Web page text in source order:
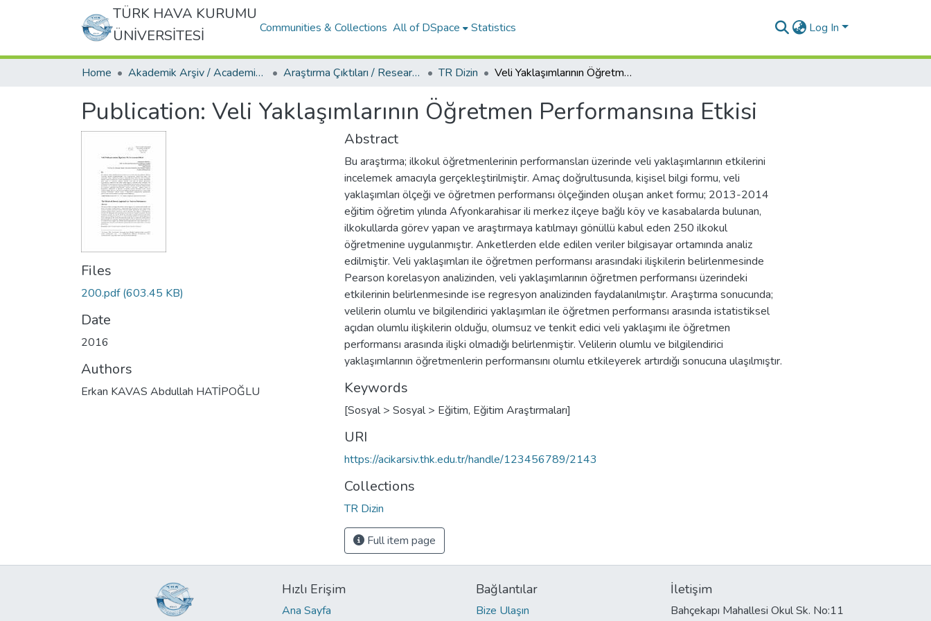
TÜRK HAVA KURUMU
ÜNİVERSİTESİ
Communities & Collections All of DSpace Statistics Log In
Home Akademik Arşiv / Academic Archive Araştırma Çıktıları / Research Outcomes TR Dizin Veli Yaklaşımlarının Öğretmen Performansına Etkisi
Publication: Veli Yaklaşımlarının Öğretmen Performansına Etkisi
Files
200.pdf(603.45 KB)
Date
2016
Authors
Erkan KAVAS Abdullah HATİPOĞLU
Abstract
Bu araştırma; ilkokul öğretmenlerinin performansları üzerinde veli yaklaşımlarının etkilerini
incelemek amacıyla gerçekleştirilmiştir. Amaç doğrultusunda, kişisel bilgi formu, veli
yaklaşımları ölçeği ve öğretmen performansı ölçeğinden oluşan anket formu; 2013-2014
eğitim öğretim yılında Afyonkarahisar ili merkez ilçeye bağlı köy ve kasabalarda bulunan,
ilkokullarda görev yapan ve araştırmaya katılmayı gönüllü kabul eden 250 ilkokul
öğretmenine uygulanmıştır. Anketlerden elde edilen veriler bilgisayar ortamında analiz
edilmiştir. Veli yaklaşımları ile öğretmen performansı arasındaki ilişkilerin belirlenmesinde
Pearson korelasyon analizinden, veli yaklaşımlarının öğretmen performansı üzerindeki
etkilerinin belirlenmesinde ise regresyon analizinden faydalanılmıştır. Araştırma sonucunda;
velilerin olumlu ve bilgilendirici yaklaşımları ile öğretmen performansı arasında istatistiksel
açıdan olumlu ilişkilerin olduğu, olumsuz ve tenkit edici veli yaklaşımı ile öğretmen
performansı arasında ilişki olmadığı belirlenmiştir. Velilerin olumlu ve bilgilendirici
yaklaşımlarının öğretmenlerin performansını olumlu etkileyerek artırdığı sonucuna ulaşılmıştır.
Keywords
[Sosyal > Sosyal > Eğitim, Eğitim Araştırmaları]
URI
https://acikarsiv.thk.edu.tr/handle/123456789/2143
Collections
TR Dizin
Full item page
Hızlı Erişim
Ana Sayfa
Bağlantılar
Bize Ulaşın
İletişim
Bahçekapı Mahallesi Okul Sk. No:11